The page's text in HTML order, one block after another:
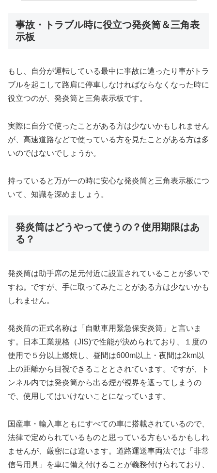
事故・トラブル時に役立つ発炎筒＆三角表
示板
もし、自分が運転している最中に事故に遭ったり車がトラ
ブルを起こして路肩に停車しなければならなくなった時に
役立つのが、発炎筒と三角表示板です。
実際に自分で使ったことがある方は少ないかもしれません
が、高速道路などで使っている方を見たことがある方は多
いのではないでしょうか。
持っていると万が一の時に安心な発炎筒と三角表示板につ
いて、知識を深めましょう。
発炎筒はどうやって使うの？使用期限はあ
る？
発炎筒は助手席の足元付近に設置されていることが多いで
すね。ですが、手に取ってみたことがある方は少ないかも
しれません。
発炎筒の正式名称は「自動車用緊急保安炎筒」と言いま
す。日本工業規格（JIS)で性能が決められており、１度の
使用で５分以上燃焼し、昼間は600m以上・夜間は2km以
上の距離から目視できることとされています。ですが、ト
ンネル内では発炎筒から出る煙が視界を遮ってしまうの
で、使用してはいけないことになっています。
国産車・輸入車ともにすべての車に搭載されているので、
法律で定められているものと思っている方もいるかもしれ
ませんが、厳密には違います。道路運送車両法では「非常
信号用具」を車に備え付けることが義務付けられており、